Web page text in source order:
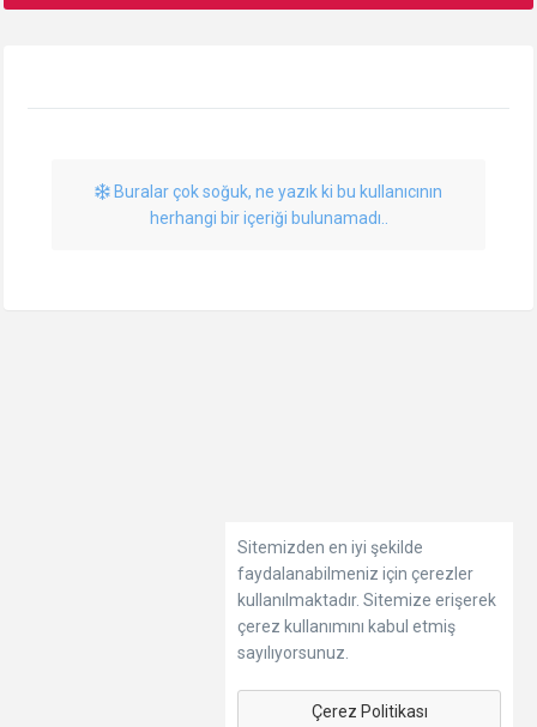
Buralar çok soğuk, ne yazık ki bu kullanıcının
herhangi bir içeriği bulunamadı..
Sitemizden en iyi şekilde
faydalanabilmeniz için çerezler
kullanılmaktadır. Sitemize erişerek
çerez kullanımını kabul etmiş
sayılıyorsunuz.
Çerez Politikası